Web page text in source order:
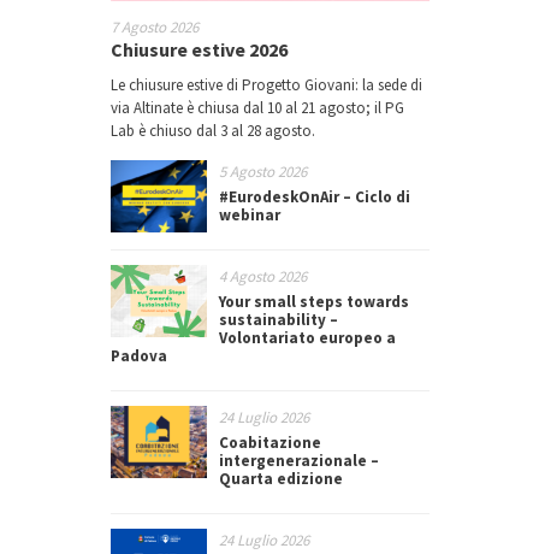
7 Agosto 2026
Chiusure estive 2026
Le chiusure estive di Progetto Giovani: la sede di
via Altinate è chiusa dal 10 al 21 agosto; il PG
Lab è chiuso dal 3 al 28 agosto.
5 Agosto 2026
#EurodeskOnAir – Ciclo di
webinar
4 Agosto 2026
Your small steps towards
sustainability –
Volontariato europeo a
Padova
24 Luglio 2026
Coabitazione
intergenerazionale –
Quarta edizione
24 Luglio 2026